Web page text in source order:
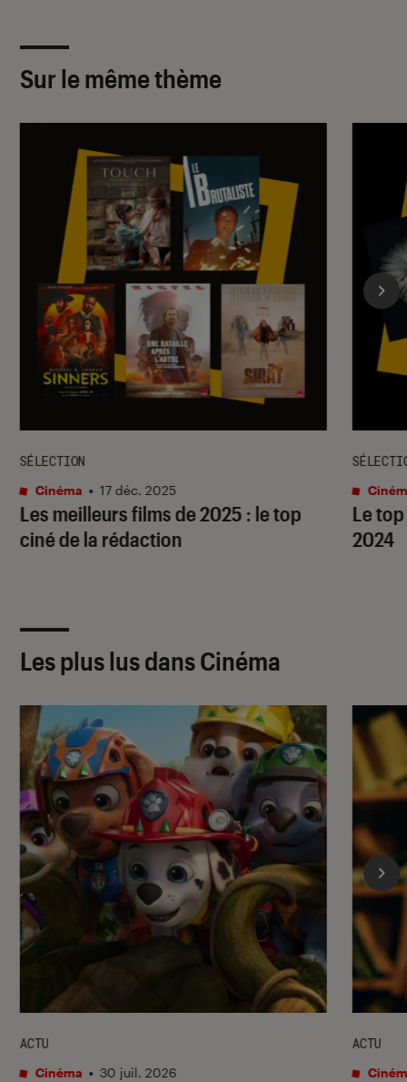
Sur le même thème
Les meilleurs films de 2025 : le top
ciné de la rédaction
SÉLECTION
Cinéma • 17 déc. 2025
Le
2024
Les plus lus dans Cinéma
ACTU
Cinéma • 30 juil. 2026
ACTU